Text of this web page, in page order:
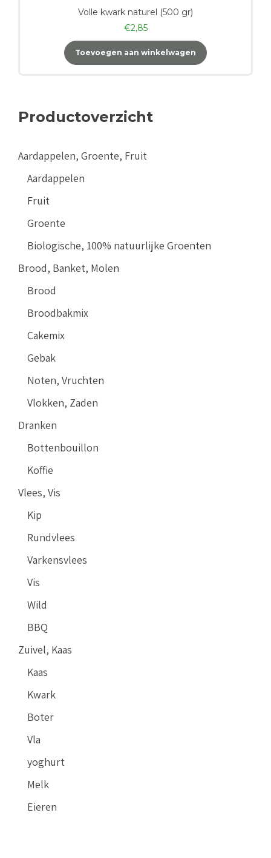
Volle kwark naturel (500 gr)
€2,85
Toevoegen aan winkelwagen
Productoverzicht
Aardappelen, Groente, Fruit
Aardappelen
Fruit
Groente
Biologische, 100% natuurlijke Groenten
Brood, Banket, Molen
Brood
Broodbakmix
Cakemix
Gebak
Noten, Vruchten
Vlokken, Zaden
Dranken
Bottenbouillon
Koffie
Vlees, Vis
Kip
Rundvlees
Varkensvlees
Vis
Wild
BBQ
Zuivel, Kaas
Kaas
Kwark
Boter
Vla
yoghurt
Melk
Eieren